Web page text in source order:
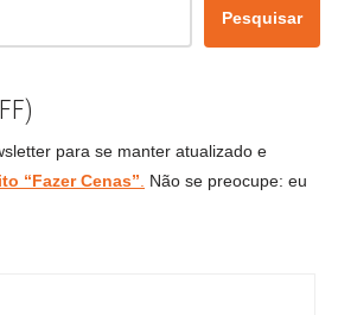
Pesquisar
para se manter atualizado e
“Fazer Cenas”
Não se preocupe: eu